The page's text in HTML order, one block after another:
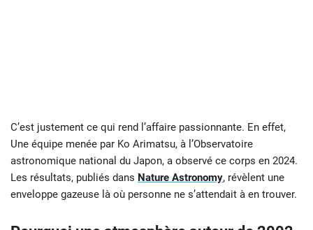
C’est justement ce qui rend l’affaire passionnante. En effet,
Une équipe menée par Ko Arimatsu, à l’Observatoire
astronomique national du Japon, a observé ce corps en 2024.
Les résultats, publiés dans Nature Astronomy, révèlent une
enveloppe gazeuse là où personne ne s’attendait à en trouver.